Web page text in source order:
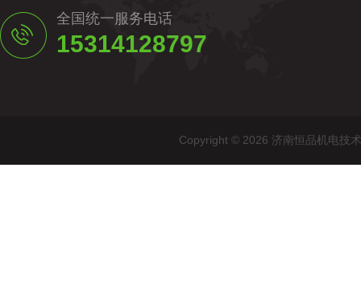
全国统一服务电话
15314128797
Copyright © 2026 济南恒品机电技